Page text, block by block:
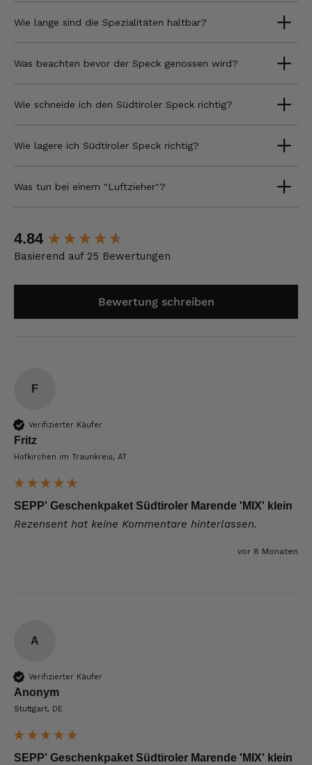
Wie lange sind die Spezialitäten haltbar?
Was beachten bevor der Speck genossen wird?
Wie schneide ich den Südtiroler Speck richtig?
Wie lagere ich Südtiroler Speck richtig?
Was tun bei einem "Luftzieher"?
4.84
Basierend auf 25 Bewertungen
Bewertung schreiben
F
Verifizierter Käufer
Fritz
Hofkirchen im Traunkreis, AT
SEPP' Geschenkpaket Südtiroler Marende 'MIX' klein
Rezensent hat keine Kommentare hinterlassen.
vor 8 Monaten
A
Verifizierter Käufer
Anonym
Stuttgart, DE
SEPP' Geschenkpaket Südtiroler Marende 'MIX' klein
New content loaded